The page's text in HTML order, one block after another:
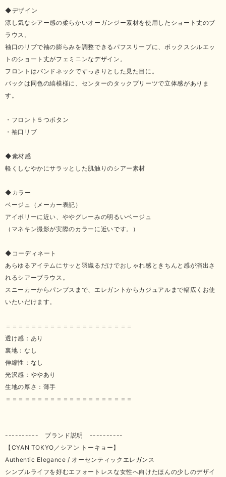
◆デザイン
涼し気なシアー感の柔らかいオーガンジー素材を使用したショート丈のブ
ラウス。
袖口のリブで袖の膨らみを調整できるパフスリーブに、ボックスシルエッ
トのショート丈がフェミニンなデザイン。
フロントはバンドネックですっきりとした見た目に。
バックは同色の縞模様に、センターのタックプリーツで立体感がありま
す。
・フロント５つボタン
・袖口リブ
◆素材感
軽くしなやかにサラッとした肌触りのシアー素材
◆カラー
ベージュ（メーカー表記）
アイボリーに近い、ややグレーみの明るいベージュ
（マネキン撮影が実際のカラーに近いです。）
◆コーディネート
あらゆるアイテムにサッと羽織るだけでおしゃれ感ときちんと感が演出さ
れるシアーブラウス。
スニーカーからパンプスまで、エレガントからカジュアルまで幅広くお使
いたいだけます。
＝＝＝＝＝＝＝＝＝＝＝＝＝＝＝＝＝＝＝＝
透け感：あり
裏地：なし
伸縮性：なし
光沢感：ややあり
生地の厚さ：薄手
＝＝＝＝＝＝＝＝＝＝＝＝＝＝＝＝＝＝＝＝
---------- ブランド説明 ----------
【CYAN TOKYO／シアン トーキョー】
Authentic Elegance / オーセンティックエレガンス
シンプルライフを好むエフォートレスな女性へ向けたほんの少しのデザイ